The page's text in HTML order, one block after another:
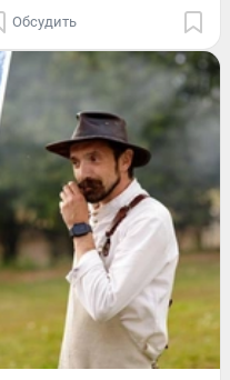
Обсудить